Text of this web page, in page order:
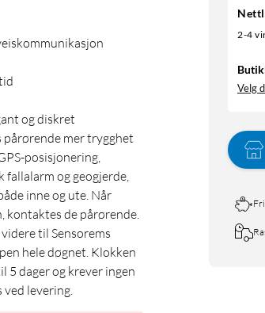
2-4
Velg
og diskret
pårørende mer trygghet
posisjonering,
og geogjerde,
inne og ute. Når
kontaktes de pårørende.
til Sensorems
hele døgnet. Klokken
dager og krever ingen
ved levering.